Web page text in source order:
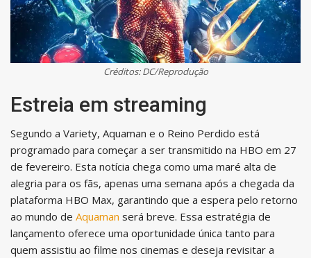
Créditos: DC/Reprodução
Estreia em streaming
Segundo a Variety, Aquaman e o Reino Perdido está
programado para começar a ser transmitido na HBO em 27
de fevereiro. Esta notícia chega como uma maré alta de
alegria para os fãs, apenas uma semana após a chegada da
plataforma HBO Max, garantindo que a espera pelo retorno
ao mundo de Aquaman será breve. Essa estratégia de
lançamento oferece uma oportunidade única tanto para
quem assistiu ao filme nos cinemas e deseja revisitar a